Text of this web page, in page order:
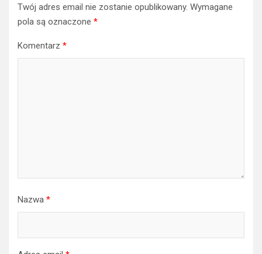
Twój adres email nie zostanie opublikowany. Wymagane
pola są oznaczone *
Komentarz *
Nazwa *